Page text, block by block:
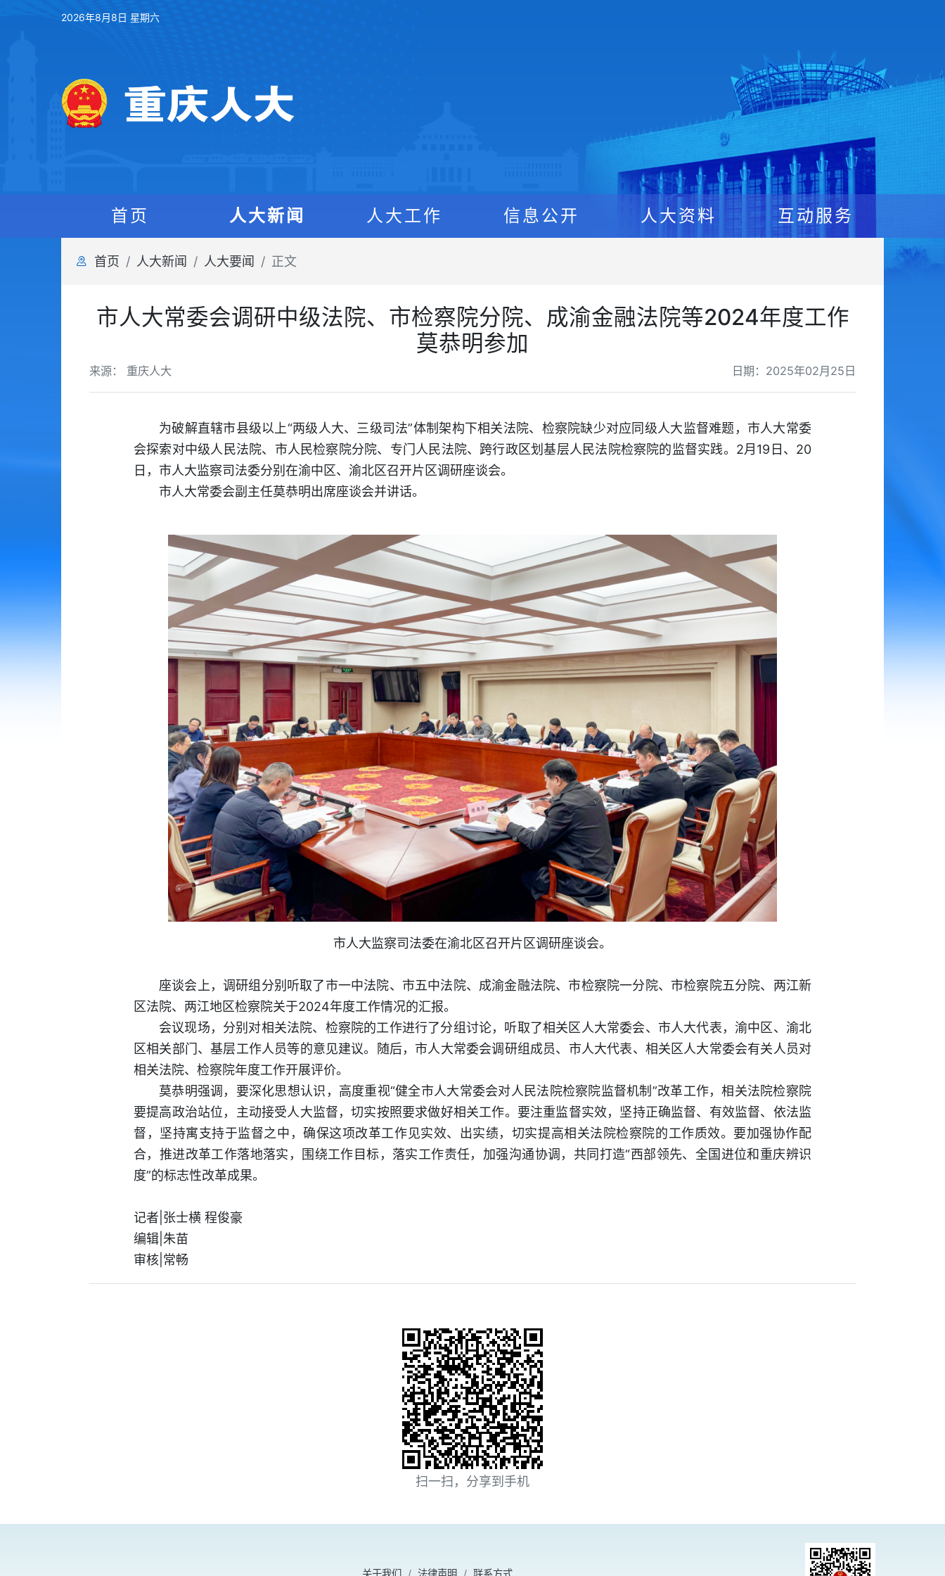
2026年8月8日 星期六
首页 人大新闻 人大工作 信息公开 人大资料 互动服务
首页 人大新闻 人大要闻 正文
市人大常委会调研中级法院、市检察院分院、成渝金融法院等2024年度工作
莫恭明参加
日期：2025年02月25日
来源： 重庆人大
为破解直辖市县级以上“两级人大、三级司法”体制架构下相关法院、检察院缺少对应同级人大监督难题，市人大常委
会探索对中级人民法院、市人民检察院分院、专门人民法院、跨行政区划基层人民法院检察院的监督实践。2月19日、20
日，市人大监察司法委分别在渝中区、渝北区召开片区调研座谈会。
市人大常委会副主任莫恭明出席座谈会并讲话。
市人大监察司法委在渝北区召开片区调研座谈会。
座谈会上，调研组分别听取了市一中法院、市五中法院、成渝金融法院、市检察院一分院、市检察院五分院、两江新
区法院、两江地区检察院关于2024年度工作情况的汇报。
会议现场，分别对相关法院、检察院的工作进行了分组讨论，听取了相关区人大常委会、市人大代表，渝中区、渝北
区相关部门、基层工作人员等的意见建议。随后，市人大常委会调研组成员、市人大代表、相关区人大常委会有关人员对
相关法院、检察院年度工作开展评价。
莫恭明强调，要深化思想认识，高度重视“健全市人大常委会对人民法院检察院监督机制”改革工作，相关法院检察院
要提高政治站位，主动接受人大监督，切实按照要求做好相关工作。要注重监督实效，坚持正确监督、有效监督、依法监
督，坚持寓支持于监督之中，确保这项改革工作见实效、出实绩，切实提高相关法院检察院的工作质效。要加强协作配
合，推进改革工作落地落实，围绕工作目标，落实工作责任，加强沟通协调，共同打造“西部领先、全国进位和重庆辨识
度”的标志性改革成果。
记者|张士横 程俊豪
编辑|朱苗
审核|常畅
扫一扫，分享到手机